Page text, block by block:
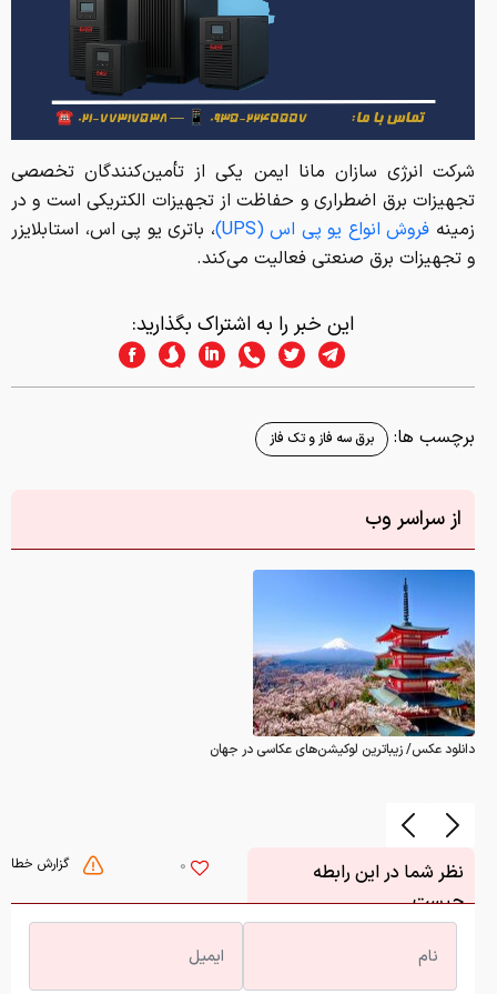
شرکت انرژی سازان مانا ایمن یکی از تأمین‌کنندگان تخصصی
تجهیزات برق اضطراری و حفاظت از تجهیزات الکتریکی است و در
زمینه فروش انواع یو پی اس (UPS)
، باتری یو پی اس، استابلایزر
و تجهیزات برق صنعتی فعالیت می‌کند.
این خبر را به اشتراک بگذارید:
برچسب ها: برق سه فاز و تک فاز
از سراسر وب
دانلود عکس/ زیباترین لوکیشن‌های عکاسی در جهان
گزارش خطا 0
نظر شما در این رابطه
چیست